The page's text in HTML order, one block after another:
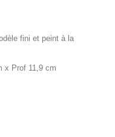
fini et peint à la
x Prof 11,9 cm